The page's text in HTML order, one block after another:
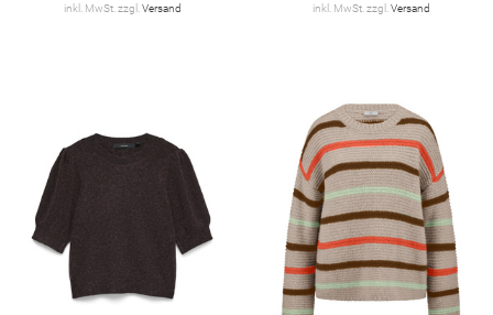
inkl. MwSt. zzgl. Versand inkl. MwSt. zzgl. Versand